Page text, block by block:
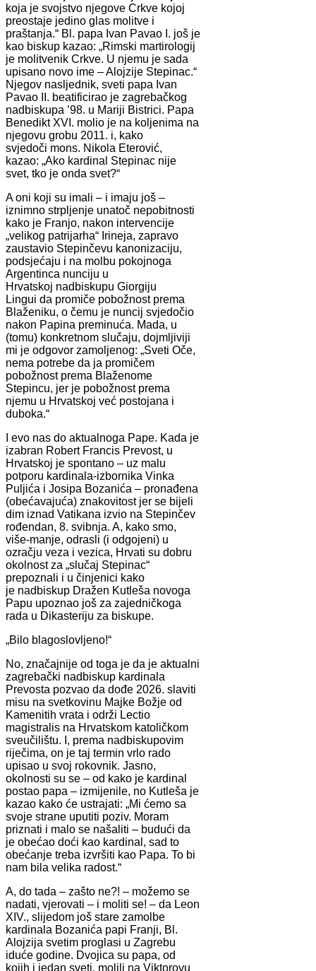
koja je svojstvo njegove Crkve kojoj
preostaje jedino glas molitve i
praštanja.“ Bl. papa Ivan Pavao I. još je
kao biskup kazao: „Rimski martirologij
je molitvenik Crkve. U njemu je sada
upisano novo ime – Alojzije Stepinac.“
Njegov nasljednik, sveti papa Ivan
Pavao II. beatificirao je zagrebačkog
nadbiskupa ’98. u Mariji Bistrici. Papa
Benedikt XVI. molio je na koljenima na
njegovu grobu 2011. i, kako
svjedoči mons. Nikola Eterović,
kazao: „Ako kardinal Stepinac nije
svet, tko je onda svet?“
A oni koji su imali – i imaju još –
iznimno strpljenje unatoč nepobitnosti
kako je Franjo, nakon intervencije
„velikog patrijarha“ Irineja, zapravo
zaustavio Stepinčevu kanonizaciju,
podsjećaju i na molbu pokojnoga
Argentinca nunciju u
Hrvatskoj nadbiskupu Giorgiju
Lingui da promiče pobožnost prema
Blaženiku, o čemu je nuncij svjedočio
nakon Papina preminuća. Mada, u
(tomu) konkretnom slučaju, dojmljiviji
mi je odgovor zamoljenog: „Sveti Oče,
nema potrebe da ja promičem
pobožnost prema Blaženome
Stepincu, jer je pobožnost prema
njemu u Hrvatskoj već postojana i
duboka.“
I evo nas do aktualnoga Pape. Kada je
izabran Robert Francis Prevost, u
Hrvatskoj je spontano – uz malu
potporu kardinala-izbornika Vinka
Puljića i Josipa Bozanića – pronađena
(obećavajuća) znakovitost jer se bijeli
dim iznad Vatikana izvio na Stepinčev
rođendan, 8. svibnja. A, kako smo,
više-manje, odrasli (i odgojeni) u
ozračju veza i vezica, Hrvati su dobru
okolnost za „slučaj Stepinac“
prepoznali i u činjenici kako
je nadbiskup Dražen Kutleša novoga
Papu upoznao još za zajedničkoga
rada u Dikasteriju za biskupe.
„Bilo blagoslovljeno!“
No, značajnije od toga je da je aktualni
zagrebački nadbiskup kardinala
Prevosta pozvao da dođe 2026. slaviti
misu na svetkovinu Majke Božje od
Kamenitih vrata i održi Lectio
magistralis na Hrvatskom katoličkom
sveučilištu. I, prema nadbiskupovim
riječima, on je taj termin vrlo rado
upisao u svoj rokovnik. Jasno,
okolnosti su se – od kako je kardinal
postao papa – izmijenile, no Kutleša je
kazao kako će ustrajati: „Mi ćemo sa
svoje strane uputiti poziv. Moram
priznati i malo se našaliti – budući da
je obećao doći kao kardinal, sad to
obećanje treba izvršiti kao Papa. To bi
nam bila velika radost.“
A, do tada – zašto ne?! – možemo se
nadati, vjerovati – i moliti se! – da Leon
XIV., slijedom još stare zamolbe
kardinala Bozanića papi Franji, Bl.
Alojzija svetim proglasi u Zagrebu
iduće godine. Dvojica su papa, od
kojih i jedan sveti, molili na Viktorovu